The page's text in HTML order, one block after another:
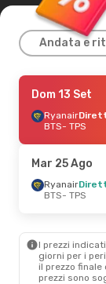
Andata e
Dom 20 Set
Ryanair
BTS- TPS
TPS- BTS
Dom 13 Set
Ryanair
BTS- TPS
Mar 25 Ago
Ryanair
BTS- TPS
I prezzi
giorni per i
il ​​prezzo
prezzi sono